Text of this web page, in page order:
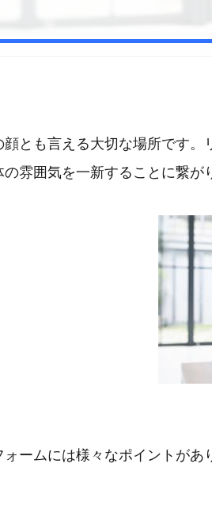
顔とも言える大切な場所です。
雰囲気を一新することに繋が
ォームには様々なポイントが